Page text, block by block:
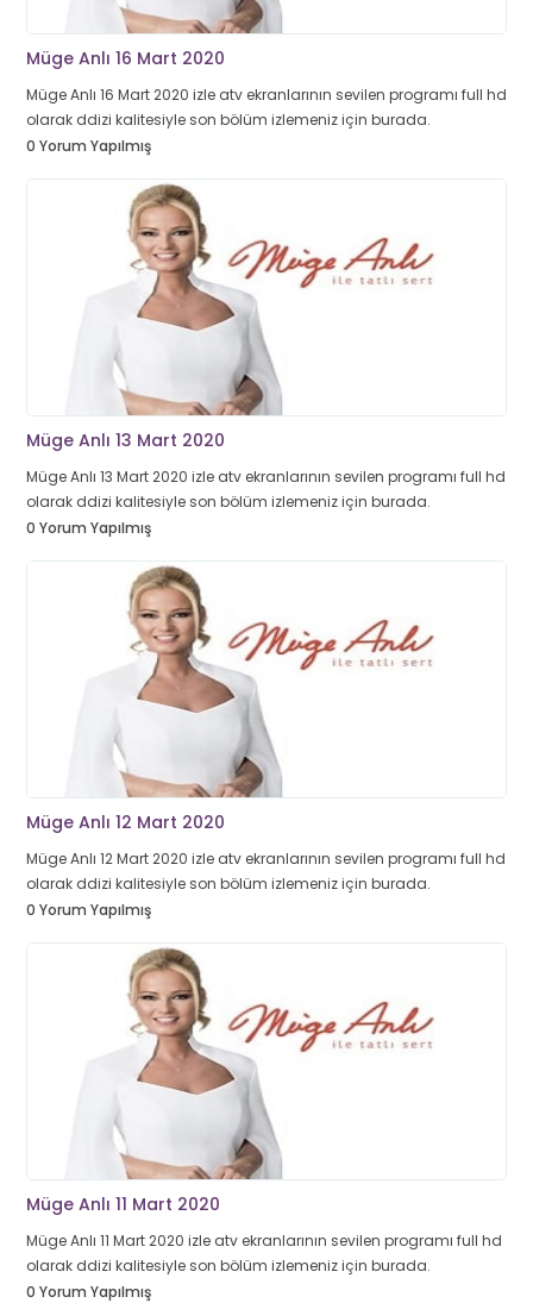
Müge Anlı 16 Mart 2020
Müge Anlı 16 Mart 2020 izle atv ekranlarının sevilen programı full hd
olarak ddizi kalitesiyle son bölüm izlemeniz için burada.
0 Yorum Yapılmış
Müge Anlı 13 Mart 2020
Müge Anlı 13 Mart 2020 izle atv ekranlarının sevilen programı full hd
olarak ddizi kalitesiyle son bölüm izlemeniz için burada.
0 Yorum Yapılmış
Müge Anlı 12 Mart 2020
Müge Anlı 12 Mart 2020 izle atv ekranlarının sevilen programı full hd
olarak ddizi kalitesiyle son bölüm izlemeniz için burada.
0 Yorum Yapılmış
Müge Anlı 11 Mart 2020
Müge Anlı 11 Mart 2020 izle atv ekranlarının sevilen programı full hd
olarak ddizi kalitesiyle son bölüm izlemeniz için burada.
0 Yorum Yapılmış